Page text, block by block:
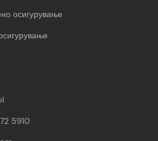
осигурување
5910